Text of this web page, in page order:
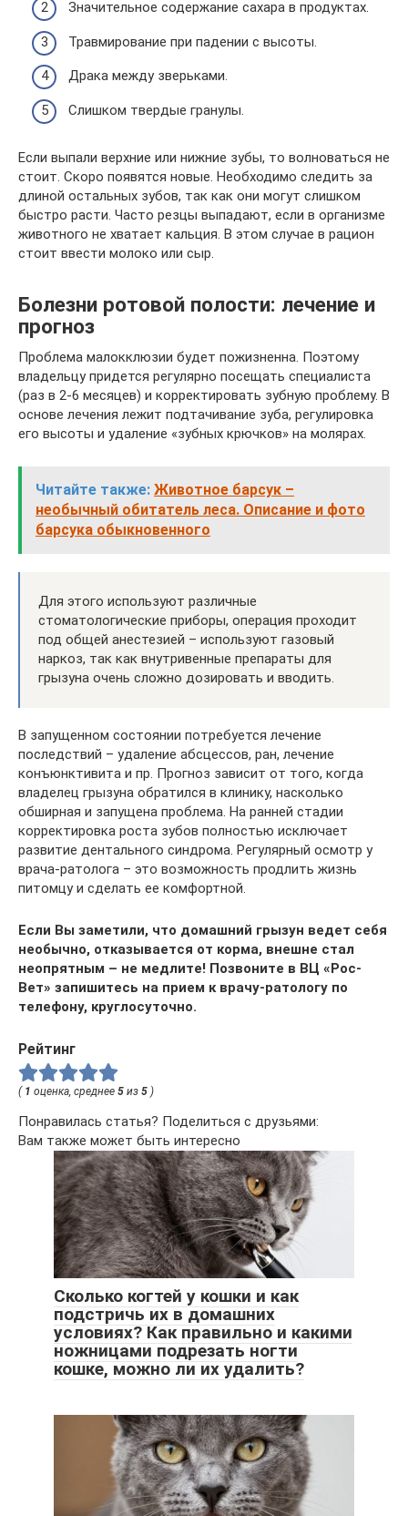
Значительное содержание сахара в продуктах.
Травмирование при падении с высоты.
Драка между зверьками.
Слишком твердые гранулы.
Если выпали верхние или нижние зубы, то волноваться не
стоит. Скоро появятся новые. Необходимо следить за
длиной остальных зубов, так как они могут слишком
быстро расти. Часто резцы выпадают, если в организме
животного не хватает кальция. В этом случае в рацион
стоит ввести молоко или сыр.
Болезни ротовой полости: лечение и
прогноз
Проблема малокклюзии будет пожизненна. Поэтому
владельцу придется регулярно посещать специалиста
(раз в 2-6 месяцев) и корректировать зубную проблему. В
основе лечения лежит подтачивание зуба, регулировка
его высоты и удаление «зубных крючков» на молярах.
Читайте также: Животное барсук –
необычный обитатель леса. Описание и фото
барсука обыкновенного
Для этого используют различные
стоматологические приборы, операция проходит
под общей анестезией – используют газовый
наркоз, так как внутривенные препараты для
грызуна очень сложно дозировать и вводить.
В запущенном состоянии потребуется лечение
последствий – удаление абсцессов, ран, лечение
конъюнктивита и пр. Прогноз зависит от того, когда
владелец грызуна обратился в клинику, насколько
обширная и запущена проблема. На ранней стадии
корректировка роста зубов полностью исключает
развитие дентального синдрома. Регулярный осмотр у
врача-ратолога – это возможность продлить жизнь
питомцу и сделать ее комфортной.
Если Вы заметили, что домашний грызун ведет себя
необычно, отказывается от корма, внешне стал
неопрятным – не медлите! Позвоните в ВЦ «Рос-
Вет» запишитесь на прием к врачу-ратологу по
телефону, круглосуточно.
Рейтинг
( 1 оценка, среднее 5 из 5 )
Понравилась статья? Поделиться с друзьями:
Вам также может быть интересно
Сколько когтей у кошки и как
подстричь их в домашних
условиях? Как правильно и какими
ножницами подрезать ногти
кошке, можно ли их удалить?